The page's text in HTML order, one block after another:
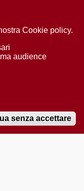
2012 del 18 giugno
Cookie policy.
audience
senza accettare